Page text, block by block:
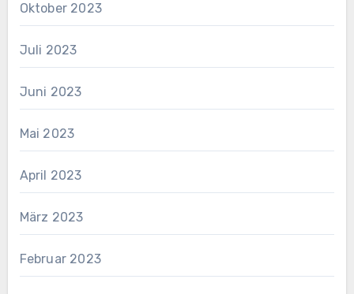
Oktober 2023
Juli 2023
Juni 2023
Mai 2023
April 2023
März 2023
Februar 2023